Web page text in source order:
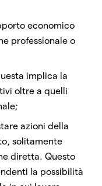
economico
professionale o
implica la
oltre a quelli
azioni della
solitamente
diretta. Questo
la possibilità